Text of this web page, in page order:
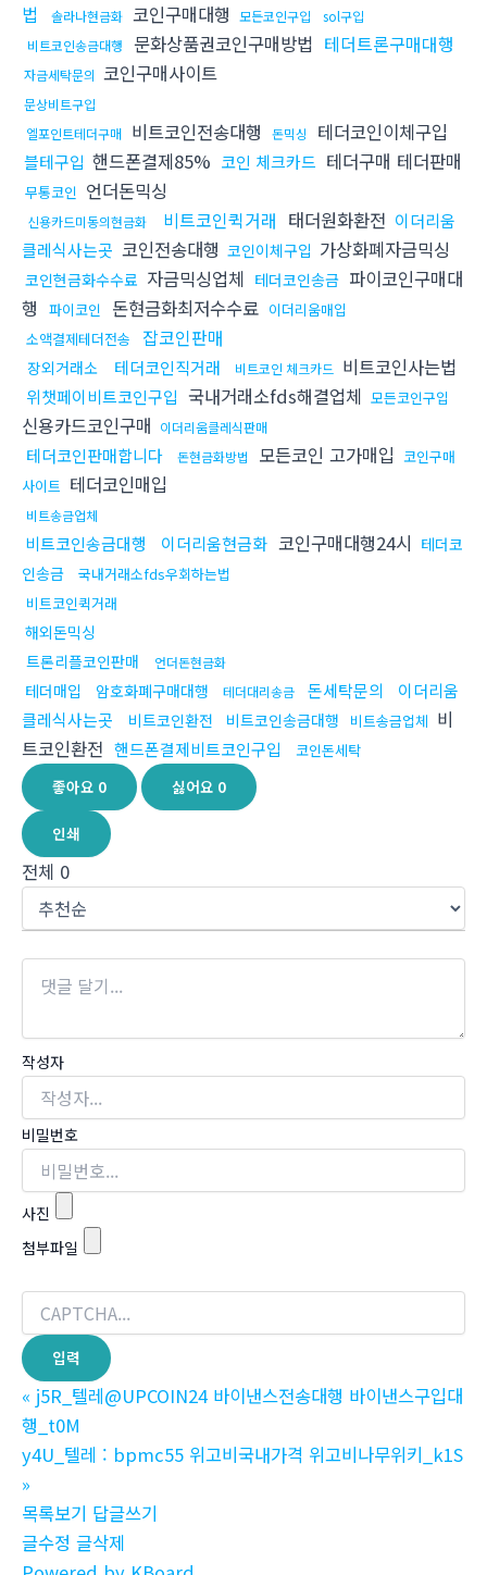
법
솔라나현금화 코인구매대행 모든코인구입
sol구입
비트코인송금대행
문화상품권코인구매방법 테더트론구매대행
자금세탁문의 코인구매사이트
문상비트구입
엘포인트테더구매 비트코인전송대행 돈믹싱 테더코인이체구입
블테구입 핸드폰결제85% 코인 체크카드 테더구매 테더판매
무통코인 언더돈믹싱
신용카드미동의현금화 비트코인퀵거래 태더원화환전 이더리움
클레식사는곳 코인전송대행 코인이체구입 가상화폐자금믹싱
코인현금화수수료 자금믹싱업체 테더코인송금 파이코인구매대
행
파이코인 돈현금화최저수수료 이더리움매입
소액결제테더전송
잡코인판매
장외거래소 테더코인직거래 비트코인 체크카드 비트코인사는법
위챗페이비트코인구입 국내거래소fds해결업체 모든코인구입
신용카드코인구매 이더리움클레식판매
테더코인판매합니다 돈현금화방법 모든코인 고가매입 코인구매
사이트 테더코인매입
비트송금업체
비트코인송금대행 이더리움현금화 코인구매대행24시 테더코
인송금
국내거래소fds우회하는법
비트코인퀵거래
해외돈믹싱
트론리플코인판매
언더돈현금화
테더매입 암호화폐구매대행 테더대리송금 돈세탁문의
이더리움
클레식사는곳
비트코인환전 비트코인송금대행 비트송금업체 비
트코인환전 핸드폰결제비트코인구입 코인돈세탁
좋아요 0 싫어요 0
인쇄
전체 0
작성자
비밀번호
사진
첨부파일
« j5R_텔레@UPCOIN24 바이낸스전송대행 바이낸스구입대
행_t0M
y4U_텔레 : bpmc55 위고비국내가격 위고비나무위키_k1S
»
목록보기 답글쓰기
글수정 글삭제